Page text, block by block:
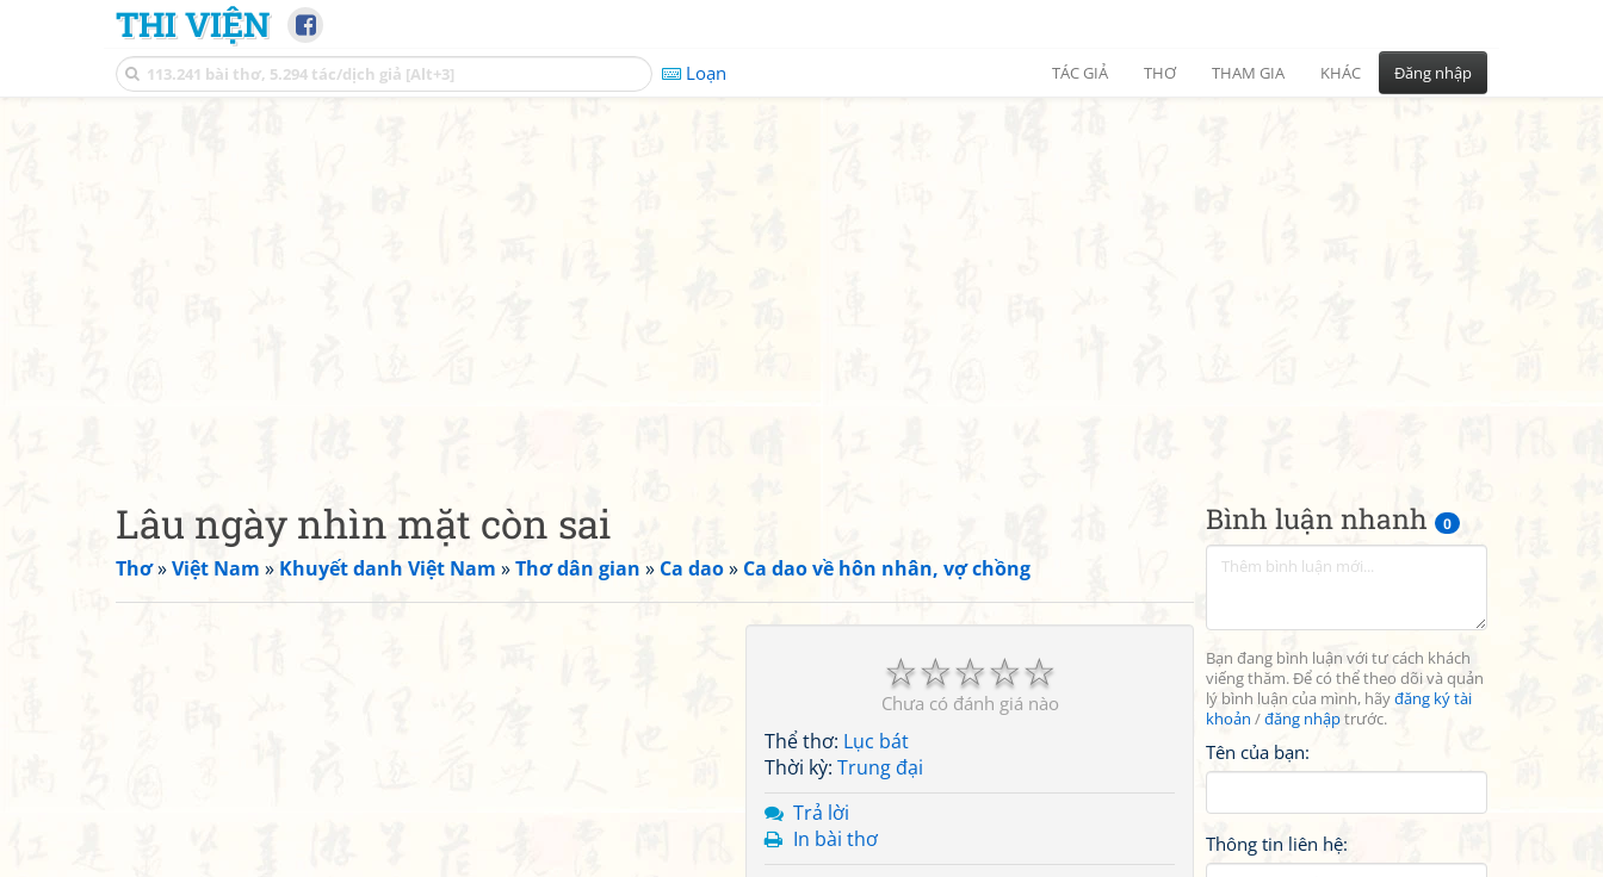
THI VIỆN
Loạn TÁC GIẢ THƠ THAM GIA KHÁC Đăng nhập
Bình luận nhanh 0
Bạn đang bình luận với tư cách khách
viếng thăm. Để có thể theo dõi và quản
lý bình luận của mình, hãyđăng ký tài
khoản /đăng nhậptrước.
Tên của bạn:
Thông tin liên hệ:
Lâu ngày nhìn mặt còn sai
Thơ»Việt Nam » Khuyết danh Việt Nam »Thơ dân gian » Ca dao» Ca dao về hôn nhân, vợ chồng
☆
☆
☆
☆
☆
Chưa có đánh giá nào
Thể thơ: Lục bát
Thời kỳ: Trung đại
Trả lời
In bài thơ